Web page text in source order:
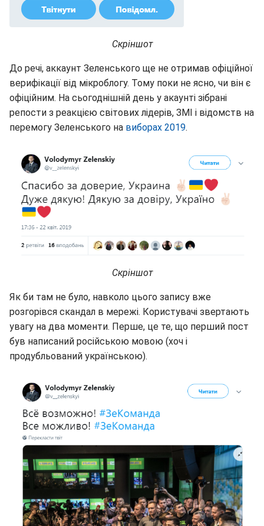
Скріншот
До речі, аккаунт Зеленського ще не отримав офіційної
верифікації від мікроблогу. Тому поки не ясно, чи він є
офіційним. На сьогоднішній день у акаунті зібрані
репости з реакцією світових лідерів, ЗМІ і відомств на
перемогу Зеленського на виборах 2019.
Скріншот
Як би там не було, навколо цього запису вже
розгорівся скандал в мережі. Користувачі звертають
увагу на два моменти. Перше, це те, що перший пост
був написаний російською мовою (хоч і
продубльований українською).